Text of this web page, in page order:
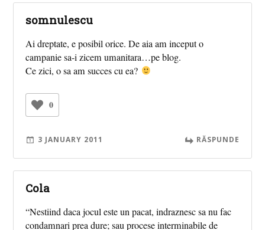
somnulescu
Ai dreptate, e posibil orice. De aia am inceput o
campanie sa-i zicem umanitara…pe blog.
Ce zici, o sa am succes cu ea?
0
3 JANUARY 2011 RĂSPUNDE
Cola
“Nestiind daca jocul este un pacat, indraznesc sa nu fac
condamnari prea dure; sau procese interminabile de